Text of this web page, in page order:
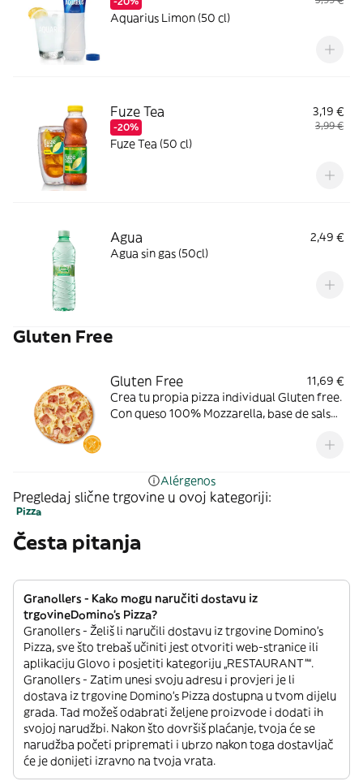
Aquarius Limon (50 cl)
Fuze Tea
-20%
3,19 €
3,99 €
Fuze Tea (50 cl)
Agua
2,49 €
Agua sin gas (50cl)
Gluten Free
Gluten Free
11,69 €
Crea tu propia pizza individual Gluten free.
Con queso 100% Mozzarella, base de salsa
Alérgenos
Pregledaj slične trgovine u ovoj kategoriji:
Pizza
Česta pitanja
Granollers - Kako mogu naručiti dostavu iz
trgovineDomino's Pizza?
Granollers - Želiš li naručili dostavu iz trgovine Domino's
Pizza, sve što trebaš učiniti jest otvoriti web-stranice ili
aplikaciju Glovo i posjetiti kategoriju „RESTAURANT”“.
Granollers - Zatim unesi svoju adresu i provjeri je li
dostava iz trgovine Domino's Pizza dostupna u tvom dijelu
grada. Tad možeš odabrati željene proizvode i dodati ih
svojoj narudžbi. Nakon što dovršiš plaćanje, tvoja će se
narudžba početi pripremati i ubrzo nakon toga dostavljač
će je donijeti izravno na tvoja vrata.